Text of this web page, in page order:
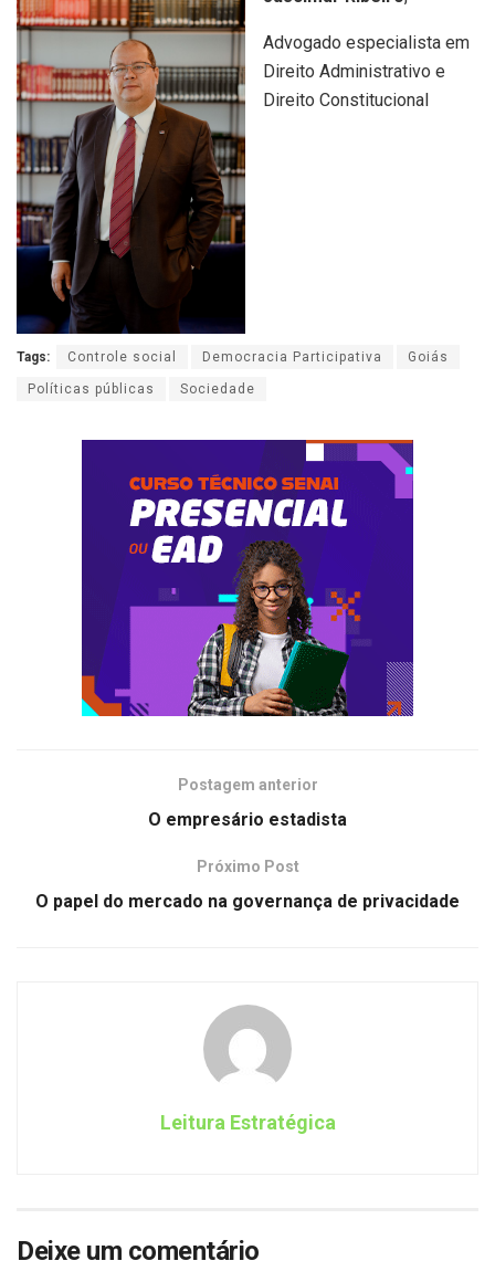
Advogado especialista em
Direito Administrativo e
Direito Constitucional
Tags: Controle social Democracia Participativa Goiás
Políticas públicas Sociedade
Postagem anterior
O empresário estadista
Próximo Post
O papel do mercado na governança de privacidade
Leitura Estratégica
Deixe um comentário